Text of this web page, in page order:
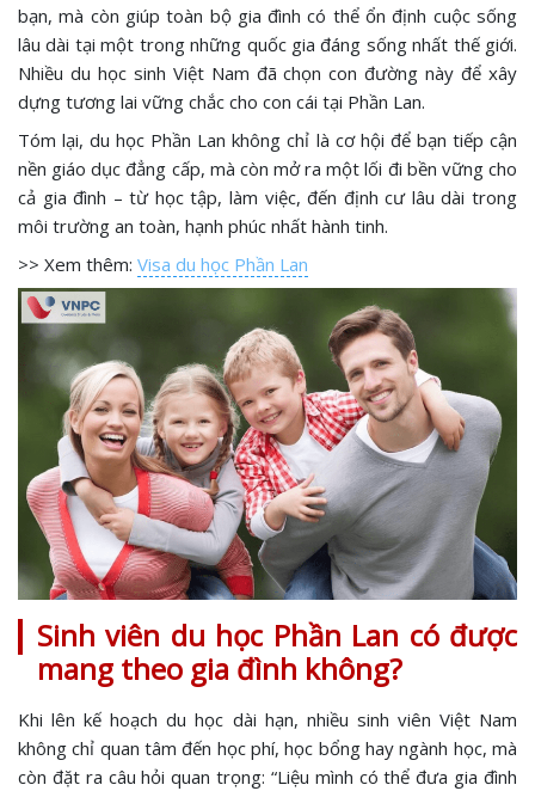
bạn, mà còn giúp toàn bộ gia đình có thể ổn định cuộc sống
lâu dài tại một trong những quốc gia đáng sống nhất thế giới.
Nhiều du học sinh Việt Nam đã chọn con đường này để xây
dựng tương lai vững chắc cho con cái tại Phần Lan.
Tóm lại, du học Phần Lan không chỉ là cơ hội để bạn tiếp cận
nền giáo dục đẳng cấp, mà còn mở ra một lối đi bền vững cho
cả gia đình – từ học tập, làm việc, đến định cư lâu dài trong
môi trường an toàn, hạnh phúc nhất hành tinh.
>> Xem thêm: Visa du học Phần Lan
Sinh viên du học Phần Lan có được
mang theo gia đình không?
Khi lên kế hoạch du học dài hạn, nhiều sinh viên Việt Nam
không chỉ quan tâm đến học phí, học bổng hay ngành học, mà
còn đặt ra câu hỏi quan trọng: “Liệu mình có thể đưa gia đình